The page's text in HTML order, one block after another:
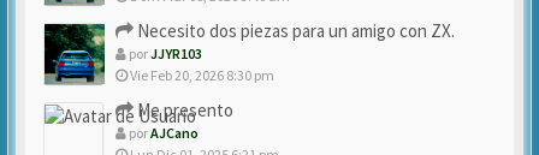
Necesito dos piezas para un amigo con ZX.
porJJYR103
Vie Feb 20, 2026 8:30 pm
Me presento
porAJCano